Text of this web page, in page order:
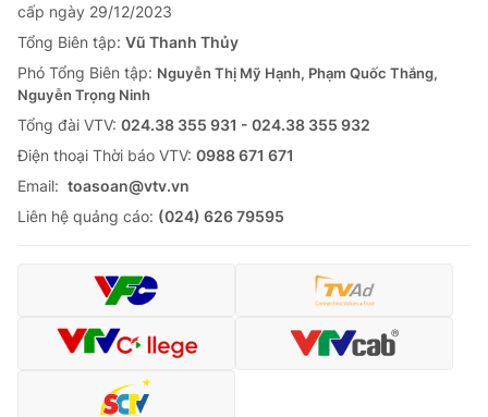
cấp ngày 29/12/2023
Tổng Biên tập: Vũ Thanh Thủy
Phó Tổng Biên tập: Nguyễn Thị Mỹ Hạnh, Phạm Quốc Thắng,
Nguyễn Trọng Ninh
Tổng đài VTV: 024.38 355 931 - 024.38 355 932
Ðiện thoại Thời báo VTV: 0988 671 671
Email: toasoan@vtv.vn
Liên hệ quảng cáo: (024) 626 79595